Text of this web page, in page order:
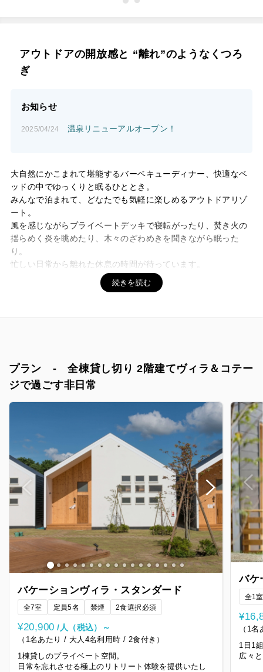
アウトドアの開放感と “離れ”のようなくつろ
ぎ
お知らせ
2025/04/24 温泉リニューアルオープン！
大自然にかこまれて堪能するバーベキューディナー、快適なベ
ッドの中でゆっくりと眠るひととき。
みんなで泊まれて、どなたでも気軽に楽しめるアウトドアリゾ
ート。
風を感じながらプライベートデッキで寝転がったり、焚き火の
揺らめく炎を眺めたり、木々のざわめきを聞きながら眠った
り。
忙しい日常から離れた休息の時間が待っています。
何気ない時間も大切な思い出になります。
特別な場所では、すべての時間が特別に。食事も散策も、うた
変えるアウトドア体験を全てのひとへ。
プラン - 全棟貸し切り 2階建てヴィラ＆コテー
ジで過ごす非日常
バケーションヴィラ・スタンダード
全7室 定員5名 禁煙 2食選択必須
¥20,900 /人（税込）～
（1名あたり / 大人4名利用時 / 2食付き）
1棟貸しのプライベート空間。
日常を忘れさせる極上のリトリート体験を提供いたし
バケ
全1室
（1
1日1
広々